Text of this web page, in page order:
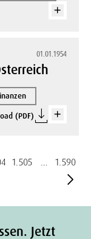
01.01.1954
(PDF)
1.505 … 1.590
Jetzt